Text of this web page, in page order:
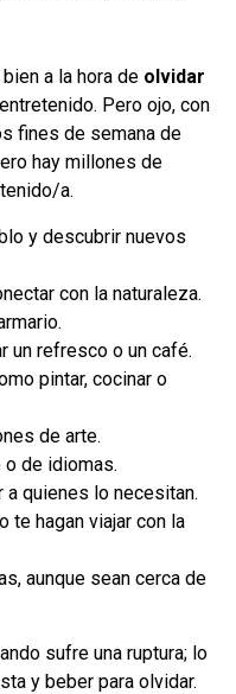
a la hora de olvidar
Pero ojo, con
fines de semana de
hay millones de
a.
y descubrir nuevos
con la naturaleza.
un refresco o un café.
pintar, cocinar o
de arte.
de idiomas.
a quienes lo necesitan.
te hagan viajar con la
aunque sean cerca de
sufre una ruptura; lo
y beber para olvidar.